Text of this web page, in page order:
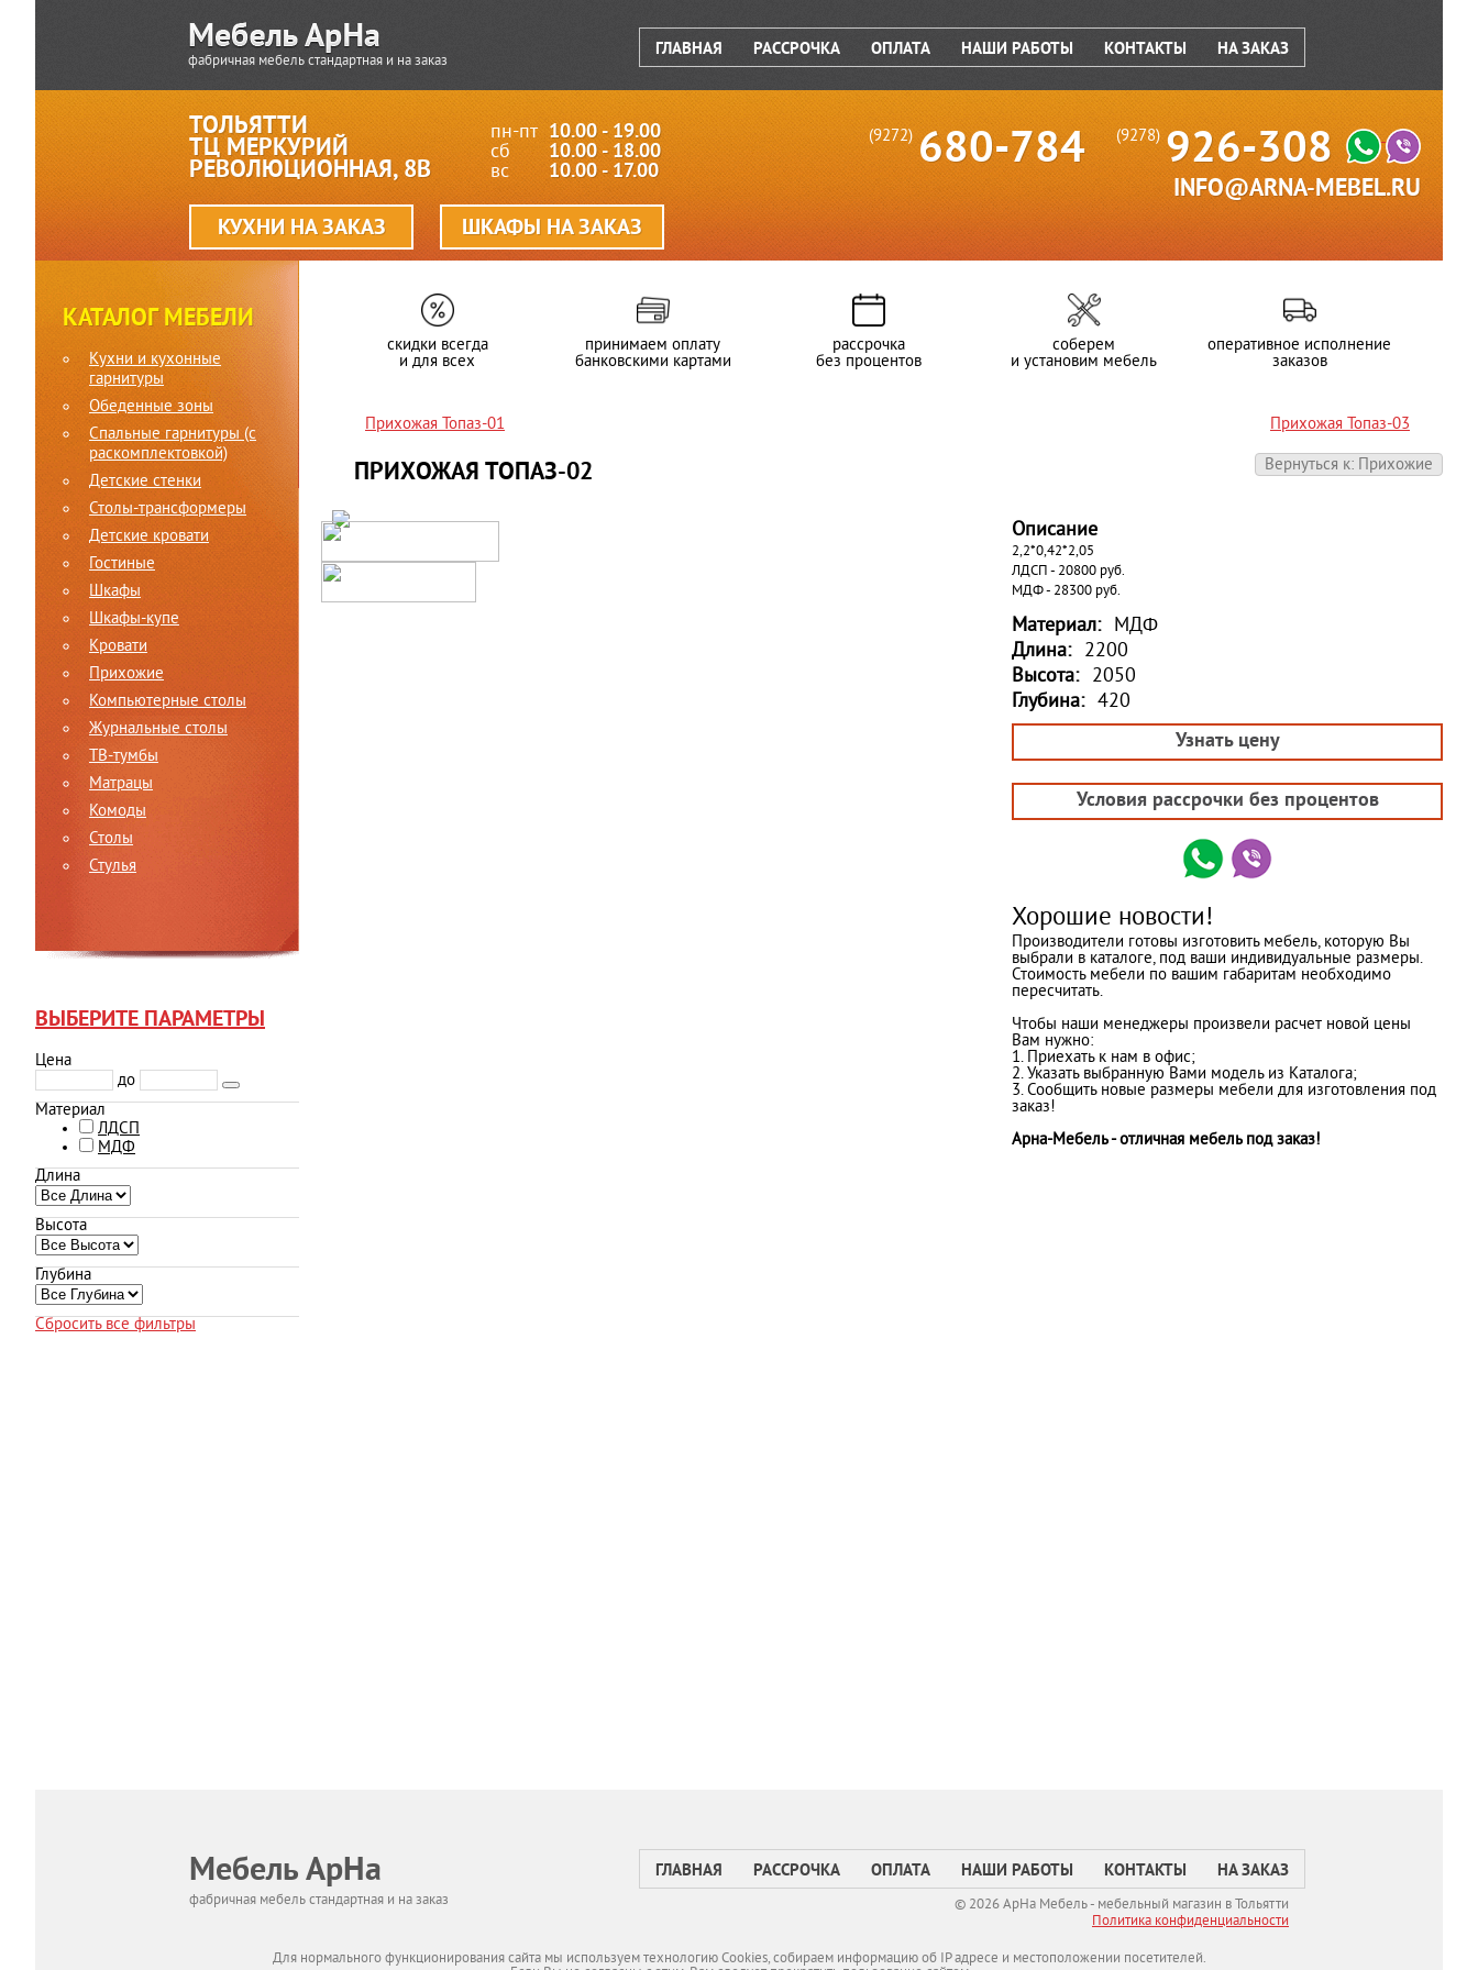
фабричная мебель стандартная и на заказ
ГЛАВНАЯ РАССРОЧКА ОПЛАТА НАШИ РАБОТЫ КОНТАКТЫ НА ЗАКАЗ
(9272) 680-784 (9278) 926-308
INFO@ARNA-MEBEL.RU
ТОЛЬЯТТИ
ТЦ МЕРКУРИЙ
РЕВОЛЮЦИОННАЯ, 8В
пн-пт 10.00 - 19.00
сб 10.00 - 18.00
вс 10.00 - 17.00
КУХНИ НА ЗАКАЗ ШКАФЫ НА ЗАКАЗ
КАТАЛОГ МЕБЕЛИ
Кухни и кухонные
гарнитуры
Обеденные зоны
Спальные гарнитуры (c
раскомплектовкой)
Детские стенки
Столы-трансформеры
Детские кровати
Гостиные
Шкафы
Шкафы-купе
Кровати
Прихожие
Компьютерные столы
Журнальные столы
ТВ-тумбы
Матрацы
Комоды
Столы
Стулья
ВЫБЕРИТЕ ПАРАМЕТРЫ
Цена
до
Материал
ЛДСП
МДФ
Длина
Высота
Глубина
Сбросить все фильтры
скидки всегда
и для всех
принимаем оплату
банковскими картами
рассрочка
без процентов
соберем
и установим мебель
оперативное исполнение
заказов
Прихожая Топаз-01
Прихожая Топаз-03
Вернуться к: Прихожие
ПРИХОЖАЯ ТОПАЗ-02
Описание
2,2*0,42*2,05
ЛДСП - 20800 руб.
МДФ - 28300 руб.
Материал: МДФ
Длина: 2200
Высота: 2050
Глубина: 420
Узнать цену
Условия рассрочки без процентов
Хорошие новости!
Производители готовы изготовить мебель, которую Вы
выбрали в каталоге, под ваши индивидуальные размеры.
Стоимость мебели по вашим габаритам необходимо
пересчитать.
Чтобы наши менеджеры произвели расчет новой цены
Вам нужно:
1. Приехать к нам в офис;
2. Указать выбранную Вами модель из Каталога;
3. Сообщить новые размеры мебели для изготовления под
заказ!
Арна-Мебель - отличная мебель под заказ!
Мебель АрНа
фабричная мебель стандартная и на заказ
ГЛАВНАЯ РАССРОЧКА ОПЛАТА НАШИ РАБОТЫ КОНТАКТЫ НА ЗАКАЗ
© 2026 АрНа Мебель - мебельный магазин в Тольятти
Политикa конфиденциальности
Для нормального функционирования сайта мы используем технологию Cookies, собираем информацию об IP адресе и местоположении посетителей.